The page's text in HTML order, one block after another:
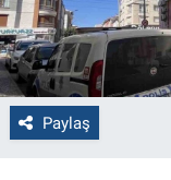
Paylaş
Çevre
Yerel